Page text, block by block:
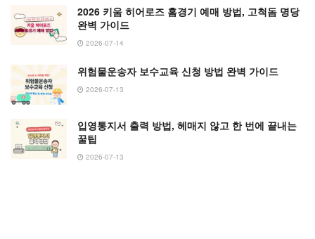
2026 키움 히어로즈 홈경기 예매 방법, 고척돔 명당
완벽 가이드
2026-07-14
위험물운송자 보수교육 신청 방법 완벽 가이드
2026-07-13
입영통지서 출력 방법, 헤매지 않고 한 번에 끝내는
꿀팁
2026-07-13